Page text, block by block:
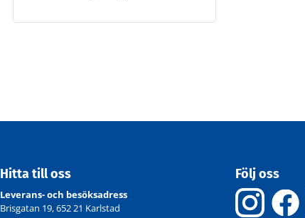
Hitta till oss
Leverans- och besöksadress
Brisgatan 19, 652 21 Karlstad
Följ oss